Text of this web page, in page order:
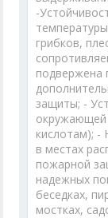
-
грибков,
подвержена
защиты; -
окружающей
кислотам); -
в местах
пожарной
надежных
беседках,
мостках,